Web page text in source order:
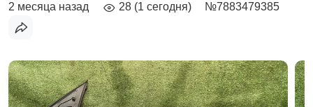
2 месяца назад 28 (1 сегодня) №7883479385